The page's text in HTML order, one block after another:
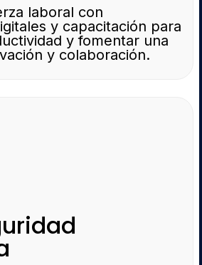
laboral con
y capacitación para
y fomentar una
y colaboración.